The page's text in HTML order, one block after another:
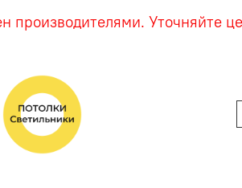
Уточняйте